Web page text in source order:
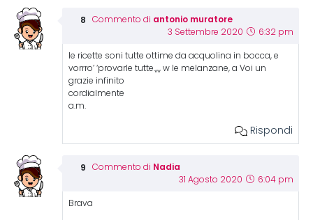
Commento di antonio muratore
3 Settembre 2020 6:32 pm
le ricette soni tutte ottime da acquolina in bocca, e
vorrro’ ‘provarle tutte.,,,, w le melanzane, a Voi un
grazie infinito
cordialmente
a.m.
Rispondi
Commento di Nadia
31 Agosto 2020 6:04 pm
Brava